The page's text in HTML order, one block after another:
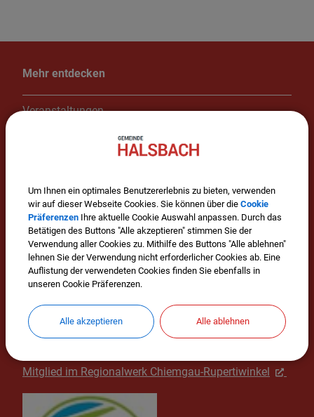
Mehr entdecken
Veranstaltungen
Cookie Einstellungen
Wissenswertes
Mitglied im Regionalwerk Chiemgau-Rupertiwinkel
Um Ihnen ein optimales Benutzererlebnis zu bieten, verwenden
wir auf dieser Webseite Cookies. Sie können über die Cookie
Präferenzen Ihre aktuelle Cookie Auswahl anpassen. Durch das
Betätigen des Buttons "Alle akzeptieren" stimmen Sie der
Verwendung aller Cookies zu. Mithilfe des Buttons "Alle ablehnen"
lehnen Sie der Verwendung nicht erforderlicher Cookies ab. Eine
Auflistung der verwendeten Cookies finden Sie ebenfalls in
unseren Cookie Präferenzen.
Alle akzeptieren Alle ablehnen